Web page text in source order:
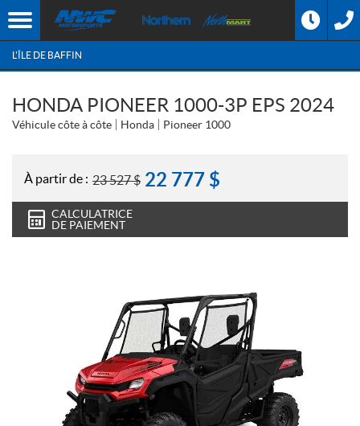
L'ÎLE DE BAFFIN
HONDA PIONEER 1000-3P EPS 2024
Véhicule côte à côte Honda Pioneer 1000
À partir de : 23 527$ 22 777 $
CALCULATRICE
DE PAIEMENT